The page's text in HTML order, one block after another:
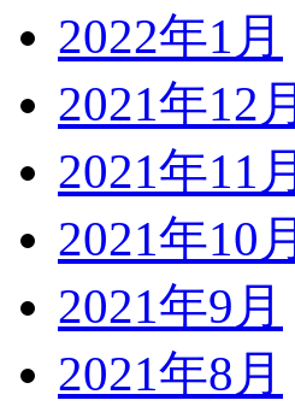
2022年1月
2021年12月
2021年11月
2021年10月
2021年9月
2021年8月